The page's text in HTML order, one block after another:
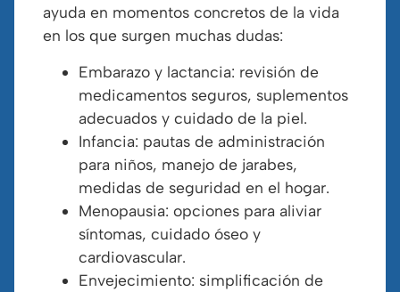
ayuda en momentos concretos de la vida
en los que surgen muchas dudas:
Embarazo y lactancia: revisión de
medicamentos seguros, suplementos
adecuados y cuidado de la piel.
Infancia: pautas de administración
para niños, manejo de jarabes,
medidas de seguridad en el hogar.
Menopausia: opciones para aliviar
síntomas, cuidado óseo y
cardiovascular.
Envejecimiento: simplificación de